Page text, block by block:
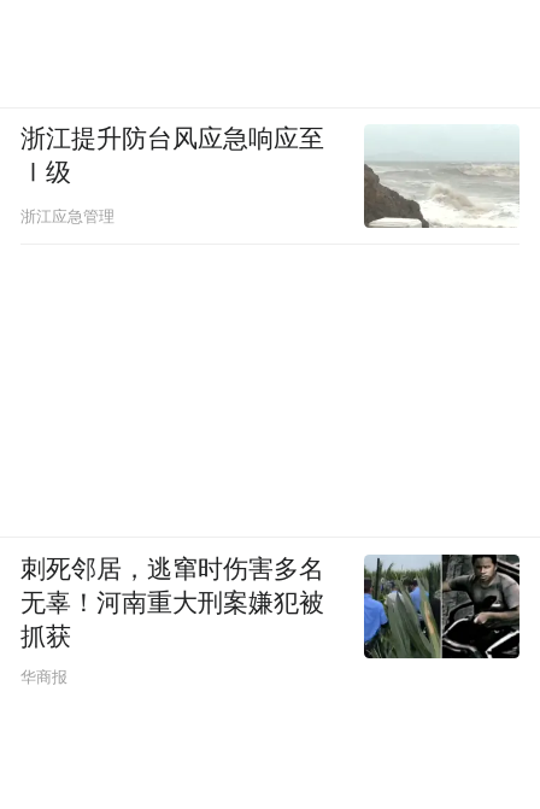
浙江提升防台风应急响应至
Ⅰ级
浙江应急管理
刺死邻居，逃窜时伤害多名
无辜！河南重大刑案嫌犯被
抓获
华商报